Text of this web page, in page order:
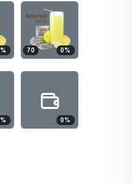
% 70 0%
% 0%